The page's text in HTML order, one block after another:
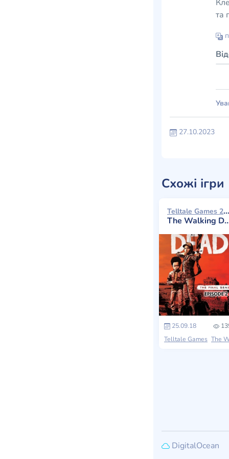
та
27.10.2023
Схожі ігри
Telltale Games 2018
The Walking Dead: The Final Season - Episode 2: Suffer the Children
25.09.18
Telltale Games The Walking Dead
DigitalOcean